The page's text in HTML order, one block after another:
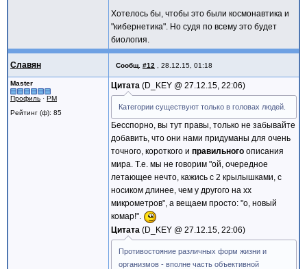
Хотелось бы, чтобы это были космонавтика и
"кибернетика". Но судя по всему это будет
биология.
Славян Сообщ. #12 28.12.15, 01:18
Master
Профиль · PM
Рейтинг (ф): 85
Цитата D_KEY @ 27.12.15, 22:06
Категории существуют только в головах людей.
Бесспорно, вы тут правы, только не забывайте
добавить, что они нами придуманы для очень
точного, короткого и правильного описания
мира. Т.е. мы не говорим "ой, очередное
летающее нечто, кажись с 2 крылышками, с
носиком длинее, чем у другого на xx
микрометров", а вещаем просто: "о, новый
комар!".
Цитата
D_KEY @ 27.12.15, 22:06
Противостояние различных форм жизни и
организмов - вполне часть объективной